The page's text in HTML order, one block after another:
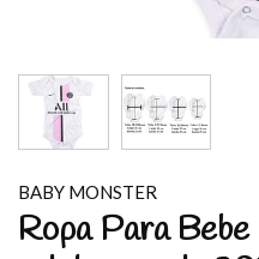
BABY MONSTER
Ropa Para